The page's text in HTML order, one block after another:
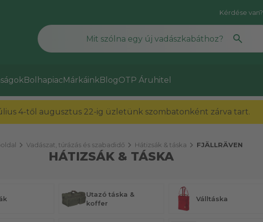
Kérdése van?
BolhapiacMárkáinkBlogOTP Áruhitel
4-től augusztus 22-ig üzletünk szombatonként zárva tart.
chevron_right Vadászat, túrázás és szabadidő chevron_right Hátizsák & táska chevron_right FJÄLLRÄVEN
HÁTIZSÁK & TÁSKA
Utazó táska &
koffer
Válltáska